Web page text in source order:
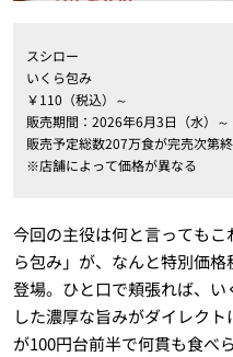
スシロー
いくら包み
￥110（税込）～
販売期間：2026年6月3日（水）～
販売予定総数207万食が完売次第
※店舗によって価格が異なる
今回の主役は何と言っても
ら包み」が、なんと特別価
登場。ひと口で頬張れば、
した濃厚な旨みがダイレク
が100円台前半で何貫も食べ